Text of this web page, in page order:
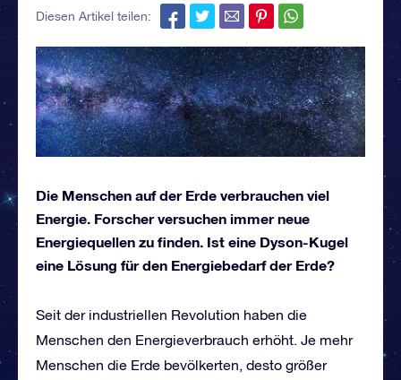
Diesen Artikel teilen:
Die Menschen auf der Erde verbrauchen viel
Energie. Forscher versuchen immer neue
Energiequellen zu finden. Ist eine Dyson-Kugel
eine Lösung für den Energiebedarf der Erde?
Seit der industriellen Revolution haben die
Menschen den Energieverbrauch erhöht. Je mehr
Menschen die Erde bevölkerten, desto größer